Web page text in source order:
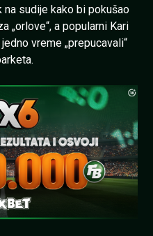
sudije kako bi pokušao
„orlove“, a popularni Kari
vreme „prepucavali“